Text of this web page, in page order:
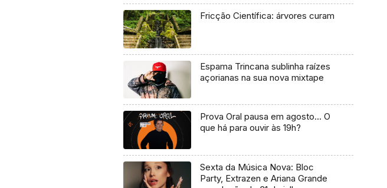
Fricção Científica: árvores curam
Espama Trincana sublinha raízes
açorianas na sua nova mixtape
Prova Oral pausa em agosto… O
que há para ouvir às 19h?
Sexta da Música Nova: Bloc
Party, Extrazen e Ariana Grande